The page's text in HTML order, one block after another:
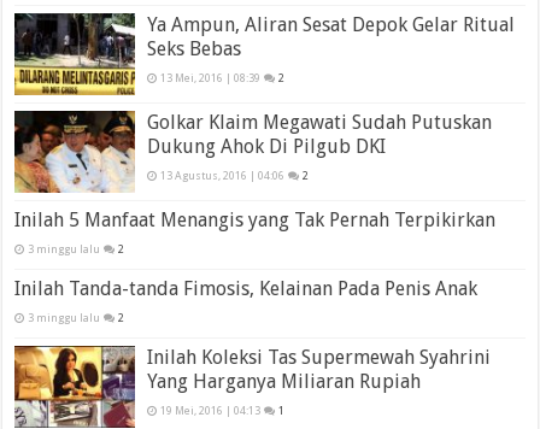
Ya Ampun, Aliran Sesat Depok Gelar Ritual
Seks Bebas
13 Mei, 2016 | 08:39 2
Golkar Klaim Megawati Sudah Putuskan
Dukung Ahok Di Pilgub DKI
13 Agustus, 2016 | 04:06 2
Inilah 5 Manfaat Menangis yang Tak Pernah Terpikirkan
3 minggu lalu 2
Inilah Tanda-tanda Fimosis, Kelainan Pada Penis Anak
3 minggu lalu 2
Inilah Koleksi Tas Supermewah Syahrini
Yang Harganya Miliaran Rupiah
19 Mei, 2016 | 04:13 1